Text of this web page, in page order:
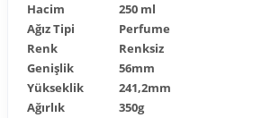
Hacim
250 ml
Ağız Tipi
Perfume
Renk
Renksiz
Genişlik
56mm
Yükseklik
241,2mm
Ağırlık
350g